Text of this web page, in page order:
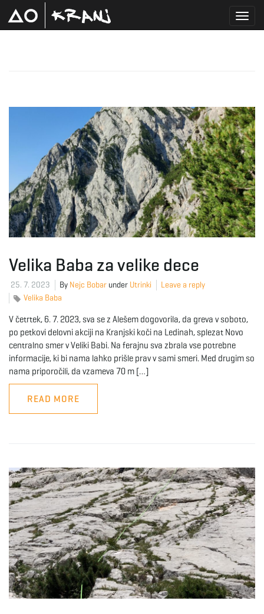
g
g
l
n
i
g
a
Velika Baba za velike dece
25. 7. 2023 By Nejc Bobar under Utrinki
Leave a reply
Velika Baba
V četrtek, 6. 7. 2023, sva se z Alešem dogovorila, da greva v soboto,
po petkovi delovni akciji na Kranjski koči na Ledinah, splezat Novo
centralno smer v Veliki Babi. Na ferajnu sva zbrala vse potrebne
informacije, ki bi nama lahko prišle prav v sami smeri. Med drugim so
nama priporočili, da vzameva 70 m […]
READ MORE